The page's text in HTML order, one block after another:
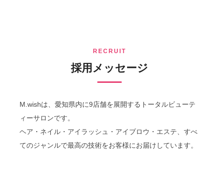
ブログ
RECRUIT
採用メッセージ
M.wishは、愛知県内に9店舗を展開するトータルビューテ
ィーサロンです。
ヘア・ネイル・アイラッシュ・アイブロウ・エステ、すべ
てのジャンルで最高の技術をお客様にお届けしています。